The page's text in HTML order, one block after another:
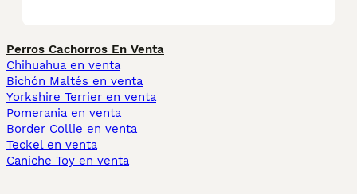
Perros Cachorros En Venta
Chihuahua en venta
Bichón Maltés en venta
Yorkshire Terrier en venta
Pomerania en venta
Border Collie en venta
Teckel en venta
Caniche Toy en venta